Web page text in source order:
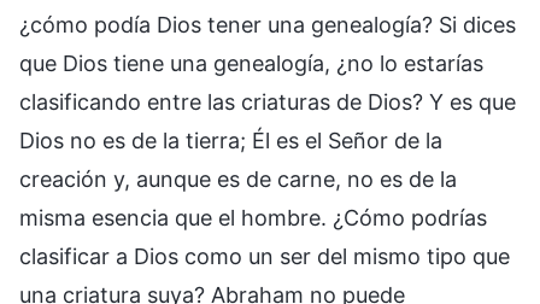
¿cómo podía Dios tener una genealogía? Si dices
que Dios tiene una genealogía, ¿no lo estarías
clasificando entre las criaturas de Dios? Y es que
Dios no es de la tierra; Él es el Señor de la
creación y, aunque es de carne, no es de la
misma esencia que el hombre. ¿Cómo podrías
clasificar a Dios como un ser del mismo tipo que
una criatura suya? Abraham no puede